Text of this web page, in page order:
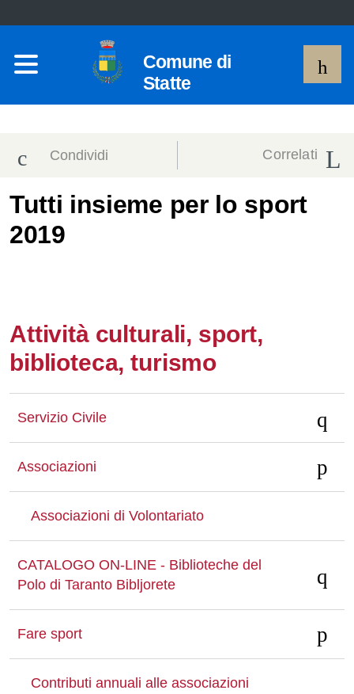
Comune di
Statte
Condividi
sui social
Condividi
Condividi
Facebook
su
Correlati
Tutti insieme per lo sport
2019
Attività culturali, sport,
biblioteca, turismo
Servizio Civile
Associazioni
Associazioni di Volontariato
CATALOGO ON-LINE - Biblioteche del
Polo di Taranto Bibljorete
Fare sport
Contributi annuali alle associazioni